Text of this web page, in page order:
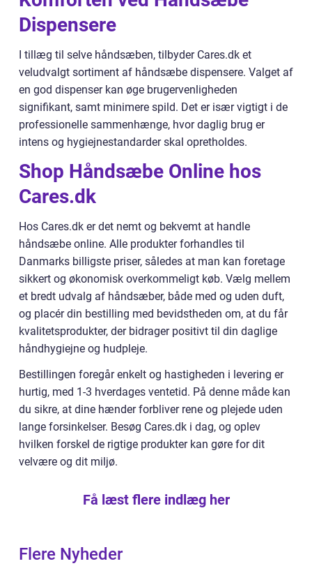
Dispensere
I tillæg til selve håndsæben, tilbyder Cares.dk et
veludvalgt sortiment af håndsæbe dispensere. Valget af
en god dispenser kan øge brugervenligheden
signifikant, samt minimere spild. Det er især vigtigt i de
professionelle sammenhænge, hvor daglig brug er
intens og hygiejnestandarder skal opretholdes.
Shop Håndsæbe Online hos
Cares.dk
Hos Cares.dk er det nemt og bekvemt at handle
håndsæbe online. Alle produkter forhandles til
Danmarks billigste priser, således at man kan foretage
sikkert og økonomisk overkommeligt køb. Vælg mellem
et bredt udvalg af håndsæber, både med og uden duft,
og placér din bestilling med bevidstheden om, at du får
kvalitetsprodukter, der bidrager positivt til din daglige
håndhygiejne og hudpleje.
Bestillingen foregår enkelt og hastigheden i levering er
hurtig, med 1-3 hverdages ventetid. På denne måde kan
du sikre, at dine hænder forbliver rene og plejede uden
lange forsinkelser. Besøg Cares.dk i dag, og oplev
hvilken forskel de rigtige produkter kan gøre for dit
velvære og dit miljø.
Få læst flere indlæg her
Flere Nyheder